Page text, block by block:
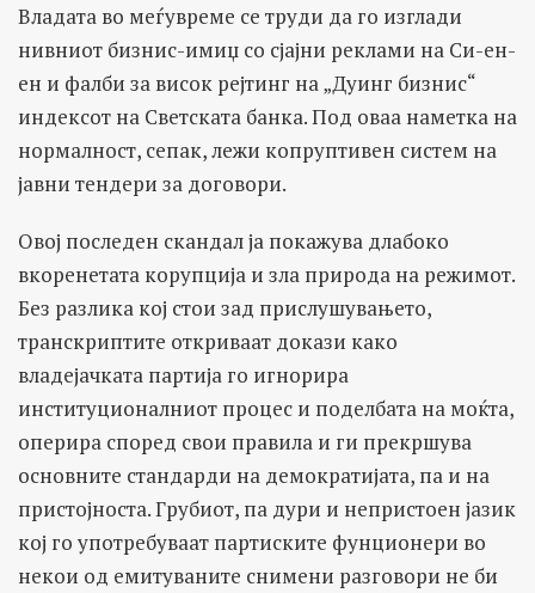
Владата во меѓувреме се труди да го изглади
нивниот бизнис-имиџ со сјајни реклами на Си-ен-
ен и фалби за висок рејтинг на „Дуинг бизнис“
индексот на Светската банка. Под оваа наметка на
нормалност, сепак, лежи копруптивен систем на
јавни тендери за договори.
Овој последен скандал ја покажува длабоко
вкоренетата корупција и зла природа на режимот.
Без разлика кој стои зад прислушувањето,
транскриптите откриваат докази како
владејачката партија го игнорира
институционалниот процес и поделбата на моќта,
оперира според свои правила и ги прекршува
основните стандарди на демократијата, па и на
пристојноста. Грубиот, па дури и непристоен јазик
кој го употребуваат партиските фунционери во
некои од емитуваните снимени разговори не би